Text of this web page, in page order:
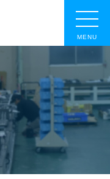
MENU